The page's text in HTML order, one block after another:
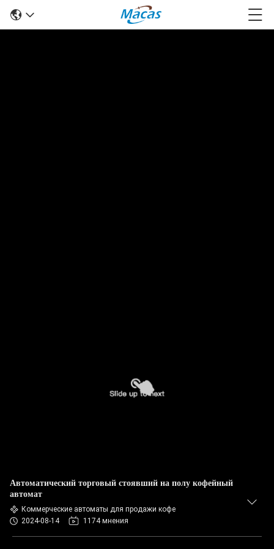
Автоматический торговый стоявший на полу кофейный
автомат
Коммерческие автоматы для продажи кофе
2024-08-14
1174 мнения